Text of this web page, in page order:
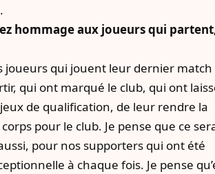
hommage aux joueurs qui
joueurs qui jouent leur dernier match
qui ont marqué le club, qui ont
de qualification, de leur rendre la
pour le club. Je pense que ce
pour nos supporters qui ont été
à chaque fois. Je pense